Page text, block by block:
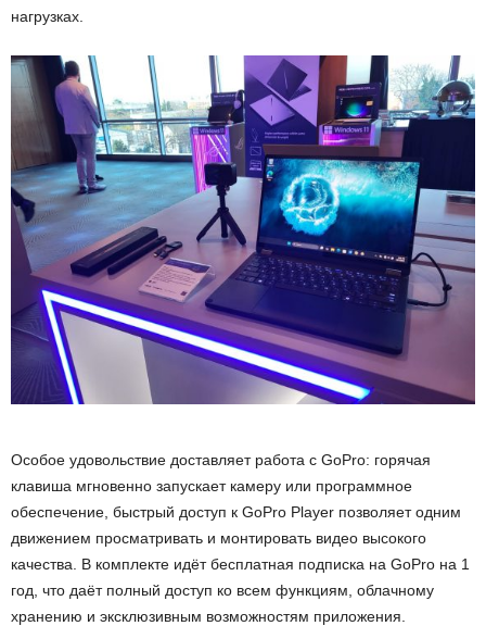
нагрузках.
Особое удовольствие доставляет работа с GoPro: горячая
клавиша мгновенно запускает камеру или программное
обеспечение, быстрый доступ к GoPro Player позволяет одним
движением просматривать и монтировать видео высокого
качества. В комплекте идёт бесплатная подписка на GoPro на 1
год, что даёт полный доступ ко всем функциям, облачному
хранению и эксклюзивным возможностям приложения.